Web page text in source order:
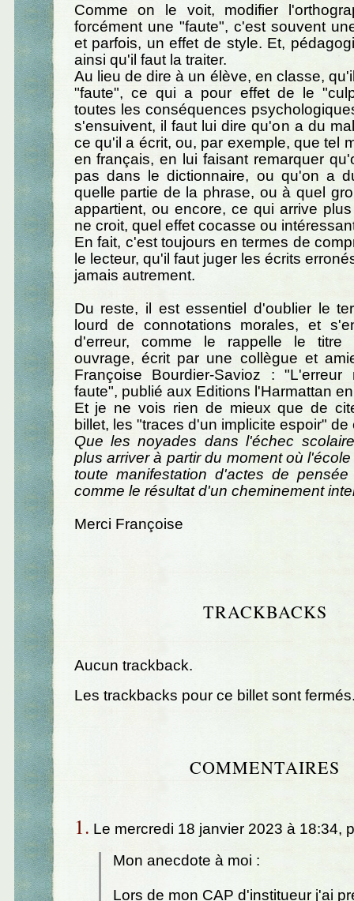
Comme on le voit, modifier
forcément une "faute", c'est souvent
et parfois, un effet de style. Et,
ainsi qu'il faut la traiter.
Au lieu de dire à un élève, en classe,
"faute", ce qui a pour effet de le
toutes les conséquences
s'ensuivent, il faut lui dire qu'on a du
ce qu'il a écrit, ou, par exemple, que tel
en français, en lui faisant remarquer
pas dans le dictionnaire, ou qu'on a
quelle partie de la phrase, ou à quel
appartient, ou encore, ce qui arrive
ne croit, quel effet cocasse ou
En fait, c'est toujours en termes de
le lecteur, qu'il faut juger les écrits
jamais autrement.
Du reste, il est essentiel d'oublier le
lourd de connotations morales, et
d'erreur, comme le rappelle le titre
ouvrage, écrit par une collègue et
Françoise Bourdier-Savioz :
faute", publié aux Editions l'Harmattan
Et je ne vois rien de mieux que de
billet, les "traces d'un implicite espoir" de
Que les noyades dans l'échec
plus arriver à partir du moment où
toute manifestation d'actes de
comme le résultat d'un cheminement
Merci Françoise
TRACKBACKS
Aucun trackback.
Les trackbacks pour ce billet sont
COMMENTAIRES
1. Le mercredi 18 janvier 2023 à 18:34,
Mon anecdote à moi :
Lors de mon CAP d'institueur j'ai